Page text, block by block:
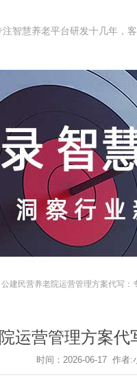
注智慧养老平台研发十几年，
公建民营养老院运营管理方案代写：
运营管理方案
时间：2026-06-17 作者: